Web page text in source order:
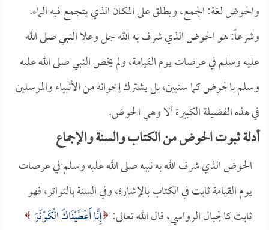
والحوض لغة: الجمع، ويطلق على المكان الذي يتجمع فيه الماء.
وشرعاً: هو الحوض الذي شرف به الله جل وعلا النبي صلى الله
عليه وسلم في عرصات يوم القيامة، ولم يخص النبي صلى الله عليه
وسلم بالحوض كما سنبين، بل يشترك إخوانه من الأنبياء والمرسلين
في هذه الفضيلة الكبيرة ألا وهي الحوض.
أدلة ثبوت الحوض من الكتاب والسنة والإجماع
الحوض الذي شرف الله به نبيه صلى الله عليه وسلم في عرصات
يوم القيامة ثابت في الكتاب بالإشارة، وفي السنة بالتواتر، فهو
ثابت كالجبال الرواسي، قال الله تعالى: إِنَّا أَعْطَيْنَاكَ الْكَوْثَرَ